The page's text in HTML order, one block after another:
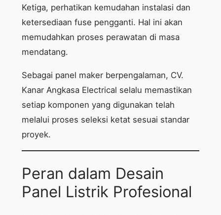
Ketiga, perhatikan kemudahan instalasi dan
ketersediaan fuse pengganti. Hal ini akan
memudahkan proses perawatan di masa
mendatang.
Sebagai panel maker berpengalaman, CV.
Kanar Angkasa Electrical selalu memastikan
setiap komponen yang digunakan telah
melalui proses seleksi ketat sesuai standar
proyek.
Peran dalam Desain
Panel Listrik Profesional